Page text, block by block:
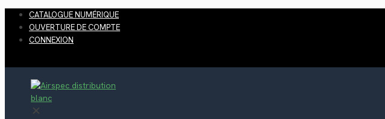
CATALOGUE NUMÉRIQUE
OUVERTURE DE COMPTE
CONNEXION
✕